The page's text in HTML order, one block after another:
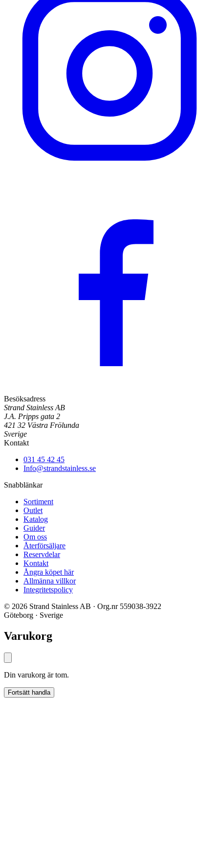
Besöksadress
Strand Stainless AB
J.A. Pripps gata 2
421 32 Västra Frölunda
Sverige
Kontakt
031 45 42 45
Info@strandstainless.se
Snabblänkar
Sortiment
Outlet
Katalog
Guider
Om oss
Återförsäljare
Reservdelar
Kontakt
Ångra köpet här
Allmänna villkor
Integritetspolicy
© 2026 Strand Stainless AB · Org.nr 559038-3922
Göteborg · Sverige
Varukorg
Din varukorg är tom.
Fortsätt handla